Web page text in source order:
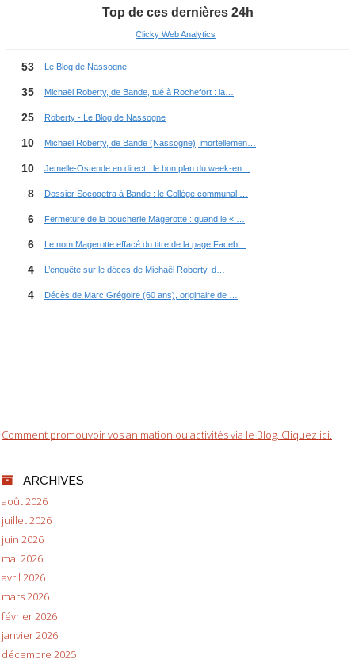
Comment promouvoir vos animation ou activités via le Blog. Cliquez ici.
ARCHIVES
août 2026
juillet 2026
juin 2026
mai 2026
avril 2026
mars 2026
février 2026
janvier 2026
décembre 2025